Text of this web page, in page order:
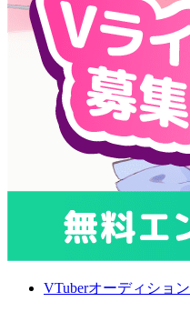
VTuberオーディション